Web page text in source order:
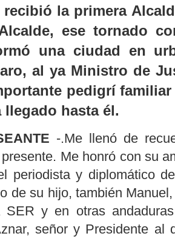
recibió la primera
ese tornado
una ciudad en
al ya Ministro de
pedigrí
llegado hasta él.
-.Me llenó de
Me honró con su
periodista y diplomático
de su hijo, también
SER y en otras
señor y Presidente al